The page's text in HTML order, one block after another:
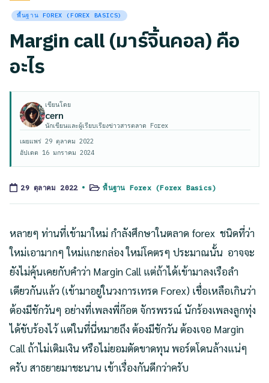
Posted
พื้นฐาน FOREX (FOREX BASICS)
Margin call (มาร์จิ้นคอล) คือ
อะไร
เขียนโดย
cern
นักเขียนและผู้เรียบเรียงข่าวสารตลาด Forex
เผยแพร่ 29 ตุลาคม 2022
อัปเดต 16 มกราคม 2024
29 ตุลาคม 2022
Postedพื้นฐาน Forex (Forex Basics)
หลายๆ ท่านที่เข้ามาใหม่ กำลังศึกษาในตลาด forex ชนิดที่ว่า
ใหม่เอามากๆ ใหม่แกะกล่อง ใหม่โคตรๆ ประมาณนั้น อาจจะ
ยังไม่คุ้นเคยกับคำว่า Margin Call แต่ถ้าได้เข้ามาลงเรือลำ
เดียวกันแล้ว (เข้ามาอยู่ในวงการเทรด Forex) เชื่อเหลือเกินว่า
ต้องมีชักวันๆ อย่างที่เพลงพี่ก๊อต จักรพรรณ์ นักร้องเพลงลูกทุ่ง
ได้ขับร้องไว้ แต่ในที่นี่หมายถึง ต้องมีชักวัน ต้องเจอ Margin
Call ถ้าไม่เติมเงิน หรือไม่ยอมตัดขาดทุน พอร์ตโดนล้างแน่ๆ
ครับ สาธยายมาชะนาน เข้าเรื่องกันดีกว่าครับ